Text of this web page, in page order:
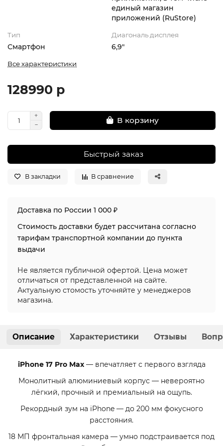
единый магазин
приложений (RuStore)
Тип
Смартфон
Диагональ дисплея
6,9"
Все характеристики
128990 р
В корзину
Быстрый заказ
В закладки В сравнение
Доставка по России 1 000 ₽
Стоимость доставки будет рассчитана согласно
тарифам транспортной компании до пункта
выдачи
Не является публичной офертой. Цена может
отличаться от представленной на сайте.
Актуальную стомость уточняйте у менеджеров
магазина.
Описание Характеристики Отзывы
iPhone 17 Pro Max— впечатляет с первого взгляда
Монолитный алюминиевый корпус — невероятно
лёгкий, прочный и премиальный на ощупь.
Рекордный зум на iPhone — до 200 мм фокусного
расстояния.
18 МП фронтальная камера — умно подстраивается под